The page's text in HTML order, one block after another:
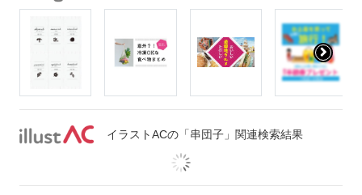
イラストACの「串団子」関連検索結果